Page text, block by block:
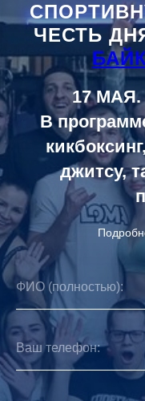
ЧЕСТЬ
17 МАЯ.
В
джитсу,
ФИО (полностью):
Ваш телефон: